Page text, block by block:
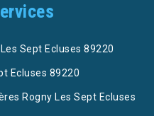
Sept Ecluses 89220
Ecluses 89220
Rogny Les Sept Ecluses